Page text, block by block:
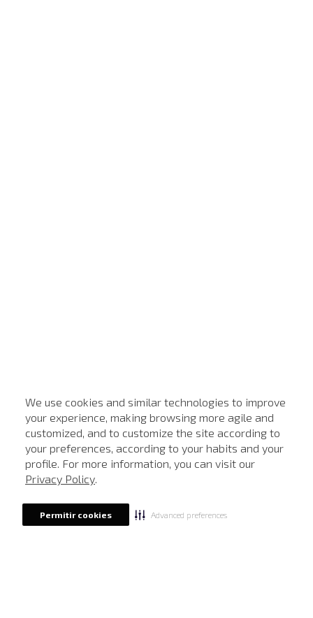
We use cookies and similar technologies to improve
your experience, making browsing more agile and
customized, and to customize the site according to
your preferences, according to your habits and your
profile. For more information, you can visit our
Privacy Policy.
Permitir cookies Advanced preferences